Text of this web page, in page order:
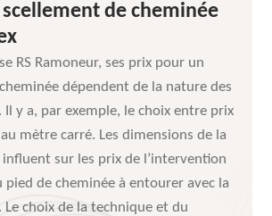
de cheminée
RS Ramoneur, ses prix pour un
dépendent de la nature des
Il y a, par exemple, le choix entre prix
mètre carré. Les dimensions de la
influent sur les prix de l’intervention
pied de cheminée à entourer avec la
Le choix de la technique et du